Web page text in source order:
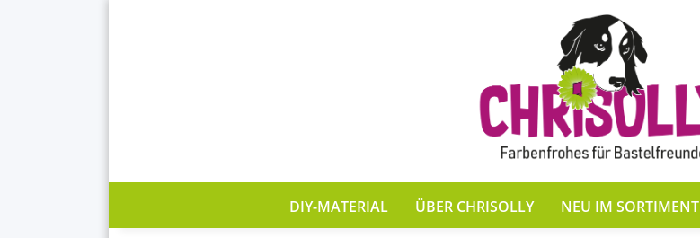
DIY-MATERIAL ÜBER CHRISOLLY NEU IM SORTIMENT